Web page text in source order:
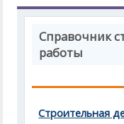
Справочник
работы
Строительная